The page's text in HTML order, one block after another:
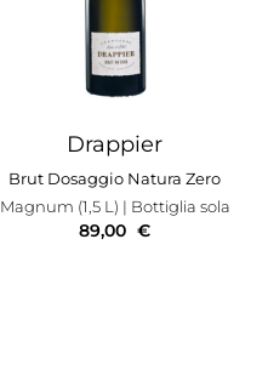
Drappier
Brut Dosaggio Natura Zero
Magnum (1,5 L) | Bottiglia sola
89,00 €